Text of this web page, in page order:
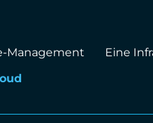
Management
Eine